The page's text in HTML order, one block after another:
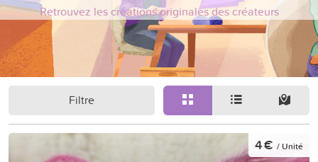
Retrouvez les créations originales des créateurs
Filtre
4 € / Unité